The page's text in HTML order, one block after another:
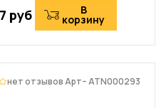
руб В
корзину
нет отзывовАрт– ATN000293